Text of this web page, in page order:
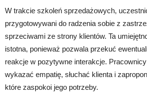
W trakcie szkoleń sprzedażowych,
przygotowywani do radzenia sobie z
sprzeciwami ze strony klientów. Ta
istotna, ponieważ pozwala przekuć
reakcje w pozytywne interakcje.
wykazać empatię, słuchać klienta i
które zaspokoi jego potrzeby.